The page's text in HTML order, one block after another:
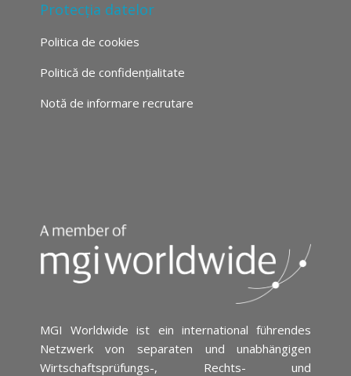
Protecția datelor
Politica de cookies
Politică de confidențialitate
Notă de informare recrutare
MGI Worldwide ist ein international führendes
Netzwerk von separaten und unabhängigen
Wirtschaftsprüfungs-, Rechts- und